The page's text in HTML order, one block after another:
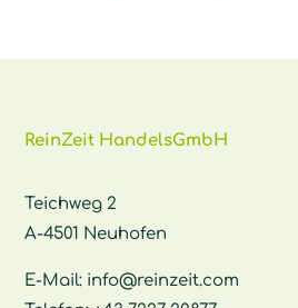
ReinZeit HandelsGmbH
Teichweg 2
A-4501 Neuhofen
E-Mail: info@reinzeit.com